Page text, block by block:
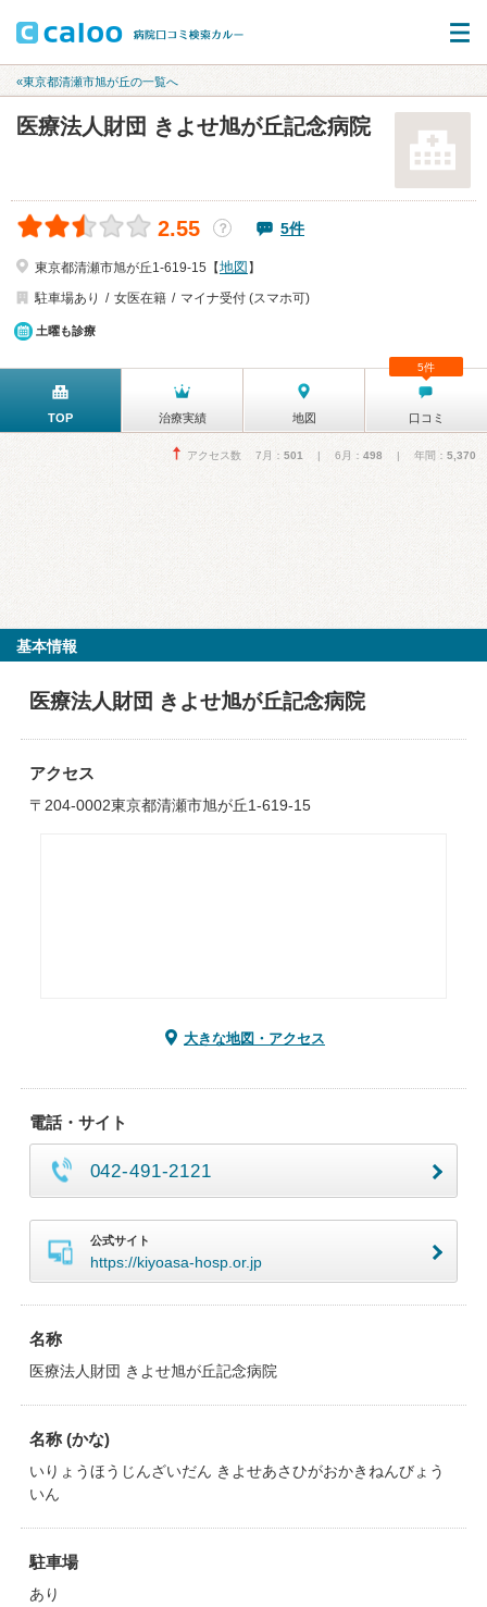
«東京都清瀬市旭が丘の一覧へ
医療法人財団 きよせ旭が丘記念病院
2.55 ？ 5件
東京都清瀬市旭が丘1-619-15【地図 】
駐車場あり
女医在籍 マイナ受付 (スマホ可)
土曜も診療
TOP 治療実績 地図 口コミ
5件
アクセス数 7月： 501 | 6月： 498 | 年間： 5,370
基本情報
医療法人財団 きよせ旭が丘記念病院
アクセス
〒204-0002東京都清瀬市旭が丘1-619-15
大きな地図・アクセス
電話・サイト
042-491-2121
公式サイト
https://kiyoasa-hosp.or.jp
名称
医療法人財団 きよせ旭が丘記念病院
名称 (かな)
いりょうほうじんざいだん きよせあさひがおかきねんびょう
いん
駐車場
あり